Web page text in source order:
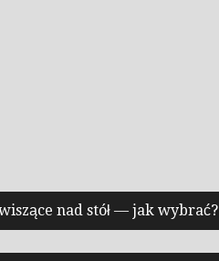
nad stół — jak wybrać?